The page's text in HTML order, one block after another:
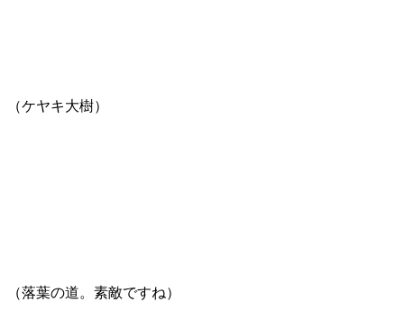
（ケヤキ大樹）
（落葉の道。素敵ですね）